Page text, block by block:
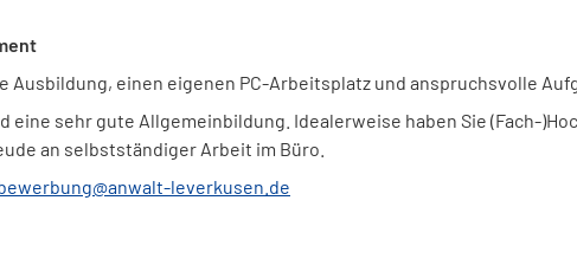
einen eigenen PC-Arbeitsplatz und anspruchsvolle
sehr gute Allgemeinbildung. Idealerweise haben Sie (Fach-
an selbstständiger Arbeit im Büro.
leverkusen.de